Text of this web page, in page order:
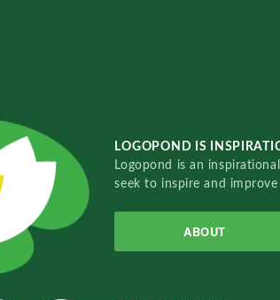
LOGOPOND IS
Logopond is an
seek to inspire and
ABOUT